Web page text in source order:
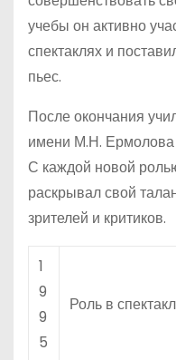
учебы он активно
спектаклях и
пьес.
После окончания
имени М.Н. Ермолова
С каждой новой
раскрывал свой
зрителей и критиков.
1
9
9
5
Роль в